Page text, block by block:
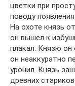
цветки при
поводу
На охоте князь
он вышел к
плакал. Князю он
он неаккуратно
уронил. Князь
древних